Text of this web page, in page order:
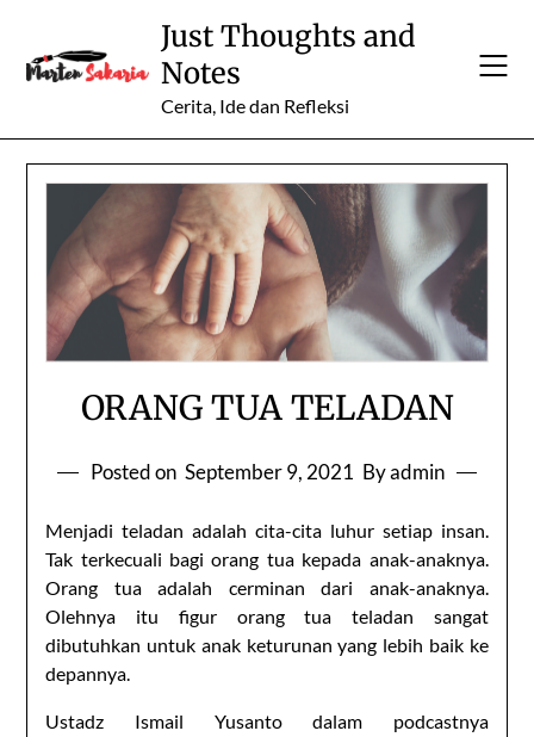
content
Just Thoughts and
Notes
Cerita, Ide dan Refleksi
ORANG TUA TELADAN
Posted on September 9, 2021 By admin
Menjadi teladan adalah cita-cita luhur setiap insan.
Tak terkecuali bagi orang tua kepada anak-anaknya.
Orang tua adalah cerminan dari anak-anaknya.
Olehnya itu figur orang tua teladan sangat
dibutuhkan untuk anak keturunan yang lebih baik ke
depannya.
Ustadz Ismail Yusanto dalam podcastnya